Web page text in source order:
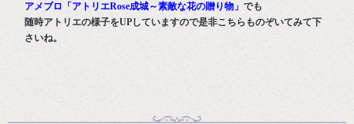
アメブロ「アトリエRose成城～素敵な花の贈り物」でも
随時アトリエの様子をUPしていますので是非こちらものぞいてみて下
さいね。